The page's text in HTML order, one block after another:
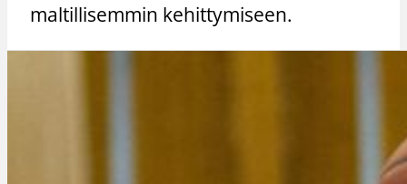
maltillisemmin kehittymiseen.